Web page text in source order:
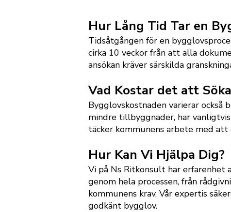
Hur Lång Tid Tar en
Tidsåtgången för en
cirka 10 veckor från att alla
ansökan kräver särskilda
Vad Kostar det att
Bygglovskostnaden varierar
mindre tillbyggnader, har
täcker kommunens arbete med
Hur Kan Vi Hjälpa Dig?
Vi på Ns Ritkonsult har erfarenhet
genom hela processen, från
kommunens krav. Vår expertis
godkänt bygglov.